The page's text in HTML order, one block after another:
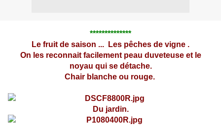
**************
Le fruit de saison ...
Les pêches de vigne .
On les reconnait facilement peau duveteuse et le
noyau qui se détache.
Chair blanche ou rouge.
Du jardin.